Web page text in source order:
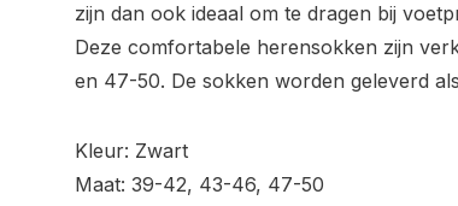
zijn dan ook ideaal om te dragen bij
Deze comfortabele herensokken zijn
en 47-50. De sokken worden geleverd
Kleur: Zwart
Maat: 39-42, 43-46, 47-50